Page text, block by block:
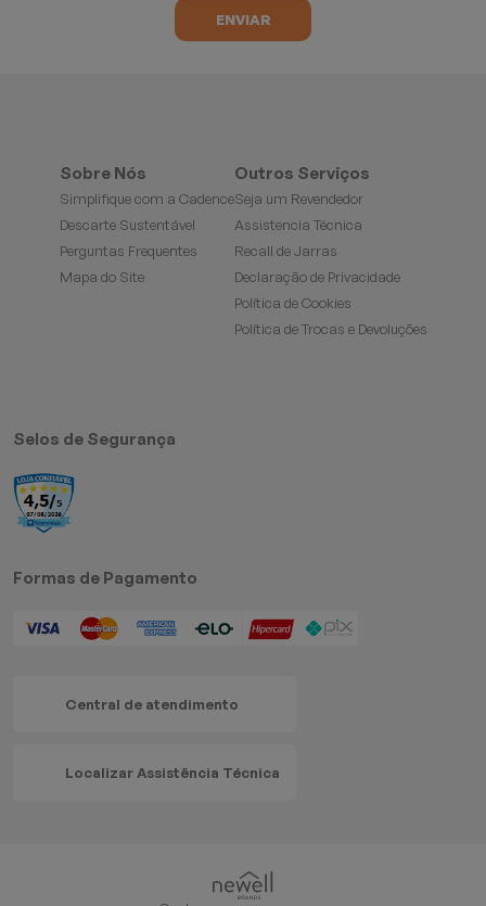
Sobre Nós
Simplifique com a Cadence
Descarte Sustentável
Perguntas Frequentes
Mapa do Site
Outros Serviços
Seja um Revendedor
Assistencia Técnica
Recall de Jarras
Declaração de Privacidade
Política de Cookies
Política de Trocas e Devoluções
Selos de Segurança
Formas de Pagamento
Central de atendimento
Localizar Assistência Técnica